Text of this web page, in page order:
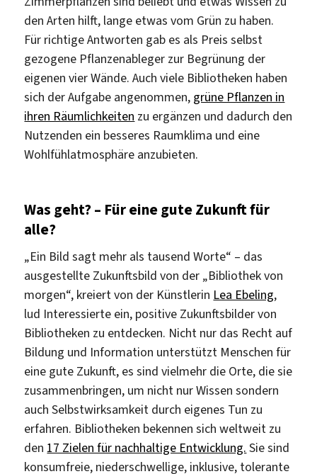
den Arten hilft, lange etwas vom Grün zu haben.
Für richtige Antworten gab es als Preis selbst
gezogene Pflanzenableger zur Begrünung der
eigenen vier Wände. Auch viele Bibliotheken haben
sich der Aufgabe angenommen, grüne Pflanzen in
ihren Räumlichkeiten zu ergänzen und dadurch den
Nutzenden ein besseres Raumklima und eine
Wohlfühlatmosphäre anzubieten.
Was geht? – Für eine gute Zukunft für
alle?
„Ein Bild sagt mehr als tausend Worte“ – das
ausgestellte Zukunftsbild von der „Bibliothek von
morgen“, kreiert von der Künstlerin Lea Ebeling,
lud Interessierte ein, positive Zukunftsbilder von
Bibliotheken zu entdecken. Nicht nur das Recht auf
Bildung und Information unterstützt Menschen für
eine gute Zukunft, es sind vielmehr die Orte, die sie
zusammenbringen, um nicht nur Wissen sondern
auch Selbstwirksamkeit durch eigenes Tun zu
erfahren. Bibliotheken bekennen sich weltweit zu
den 17 Zielen für nachhaltige Entwicklung. Sie sind
konsumfreie, niederschwellige, inklusive, tolerante